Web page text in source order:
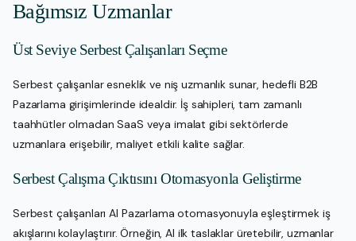
Bağımsız Uzmanlar
Üst Seviye Serbest Çalışanları Seçme
Serbest çalışanlar esneklik ve niş uzmanlık sunar, hedefli B2B
Pazarlama girişimlerinde idealdir. İş sahipleri, tam zamanlı
taahhütler olmadan SaaS veya imalat gibi sektörlerde
uzmanlara erişebilir, maliyet etkili kalite sağlar.
Serbest Çalışma Çıktısını Otomasyonla Geliştirme
Serbest çalışanları AI Pazarlama otomasyonuyla eşleştirmek iş
akışlarını kolaylaştırır. Örneğin, AI ilk taslaklar üretebilir, uzmanlar